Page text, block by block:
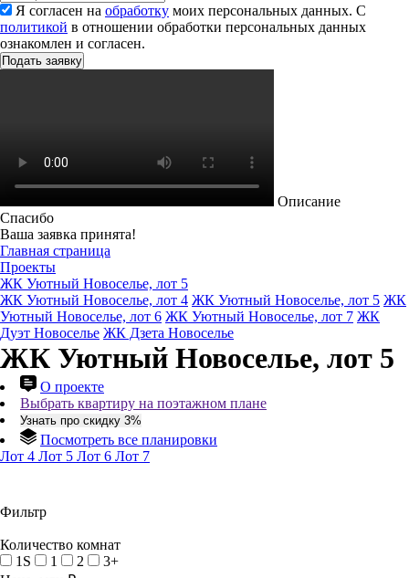
Я согласен на обработку моих персональных данных. С
политикой в отношении обработки персональных данных
ознакомлен и согласен.
Описание
Спасибо
Ваша заявка принята!
Главная страница
Проекты
ЖК Уютный Новоселье, лот 5
ЖК Уютный Новоселье, лот 4 ЖК Уютный Новоселье, лот 5 ЖК
Уютный Новоселье, лот 6 ЖК Уютный Новоселье, лот 7 ЖК
Дуэт Новоселье ЖК Дзета Новоселье
ЖК Уютный Новоселье, лот 5
О проекте
Выбрать квартиру на поэтажном плане
Узнать про скидку 3%
Посмотреть все планировки
Лот 4 Лот 5 Лот 6 Лот 7
Фильтр
Количество комнат
1S
1 2
3+